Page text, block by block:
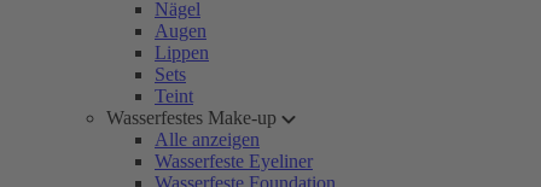
Nägel
Augen
Lippen
Sets
Teint
Wasserfestes Make-up
Alle anzeigen
Wasserfeste Eyeliner
Wasserfeste Foundation